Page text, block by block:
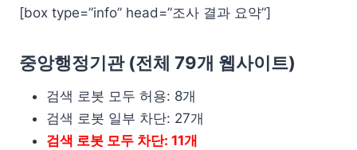
[box type=”info” head=”조사 결과 요약”]
중앙행정기관 (전체 79개 웹사이트)
검색 로봇 모두 허용: 8개
검색 로봇 일부 차단: 27개
검색 로봇 모두 차단: 11개